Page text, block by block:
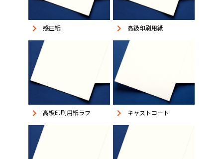
keyboard_arrow_right 感圧紙 keyboard_arrow_right 高級印刷用紙
keyboard_arrow_right 高級印刷用紙ラフ keyboard_arrow_right キャストコート